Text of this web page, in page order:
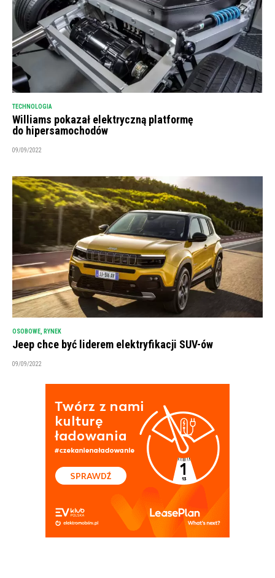
TECHNOLOGIA
Williams pokazał elektryczną platformę
do hipersamochodów
09/09/2022
OSOBOWE RYNEK
Jeep chce być liderem elektryfikacji SUV-ów
09/09/2022